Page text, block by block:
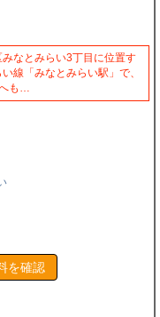
なとみらい3丁目に位置す
線「みなとみらい駅」で、
も…
を確認